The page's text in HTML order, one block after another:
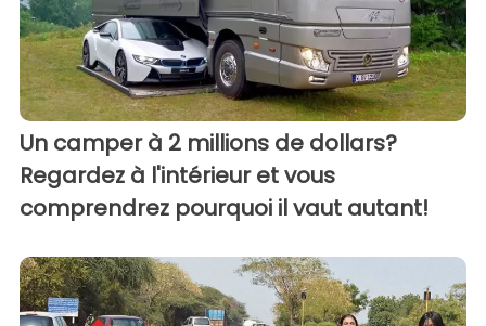
Un camper à 2 millions de dollars?
Regardez à l'intérieur et vous
comprendrez pourquoi il vaut autant!